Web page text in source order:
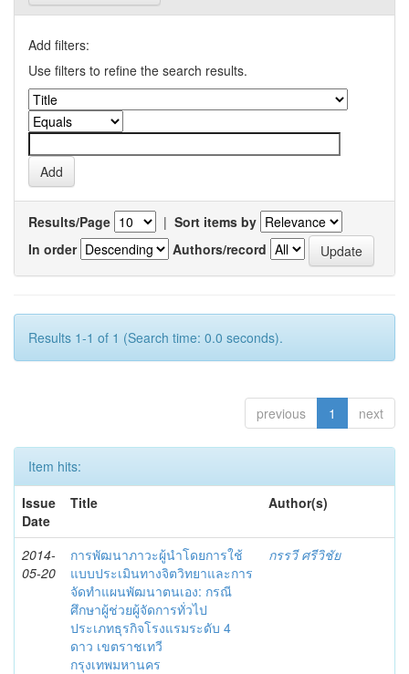
Add filters:
Use filters to refine the search results.
Results/Page | Sort items by
In order
Authors/record
Results 1-1 of 1 (Search time: 0.0 seconds).
previous 1 next
Item hits:
Issue
Date
Title Author(s)
2014-
05-20
การพัฒนาภาวะผู้นำโดยการใช้
แบบประเมินทางจิตวิทยาและการ
จัดทำแผนพัฒนาตนเอง: กรณี
ศึกษาผู้ช่วยผู้จัดการทั่วไป
ประเภทธุรกิจโรงแรมระดับ 4
ดาว เขตราชเทวี
กรุงเทพมหานคร
กรรวี ศรีวิชัย